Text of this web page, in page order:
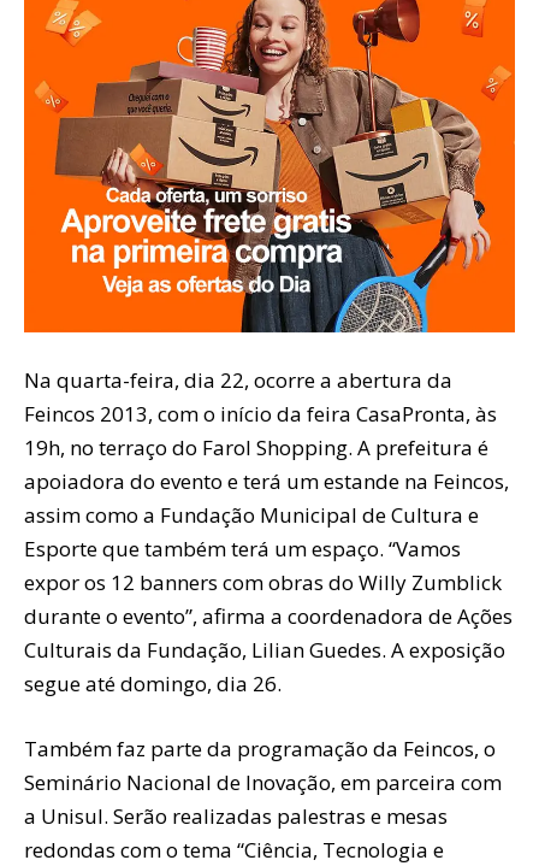
Na quarta-feira, dia 22, ocorre a abertura da
Feincos 2013, com o início da feira CasaPronta, às
19h, no terraço do Farol Shopping. A prefeitura é
apoiadora do evento e terá um estande na Feincos,
assim como a Fundação Municipal de Cultura e
Esporte que também terá um espaço. “Vamos
expor os 12 banners com obras do Willy Zumblick
durante o evento”, afirma a coordenadora de Ações
Culturais da Fundação, Lilian Guedes. A exposição
segue até domingo, dia 26.
Também faz parte da programação da Feincos, o
Seminário Nacional de Inovação, em parceira com
a Unisul. Serão realizadas palestras e mesas
redondas com o tema “Ciência, Tecnologia e